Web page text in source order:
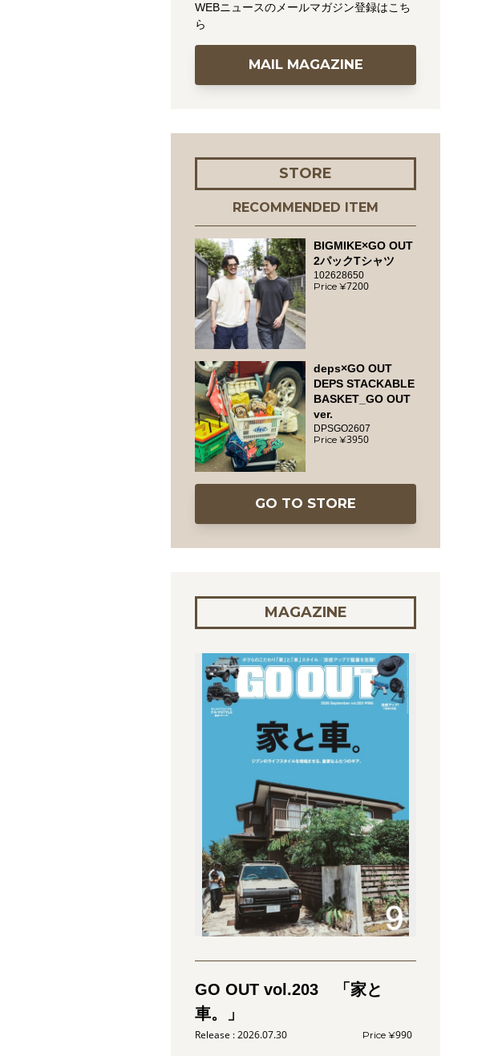
WEBニュースのメールマガジン登録はこち
ら
MAIL MAGAZINE
STORE
RECOMMENDED ITEM
BIGMIKE×GO OUT
2パックTシャツ
102628650
7200
deps×GO OUT
DEPS STACKABLE
BASKET_GO OUT
ver.
DPSGO2607
3950
GO TO STORE
MAGAZINE
GO OUT vol.203 「家と
車。」
2026.07.30 990